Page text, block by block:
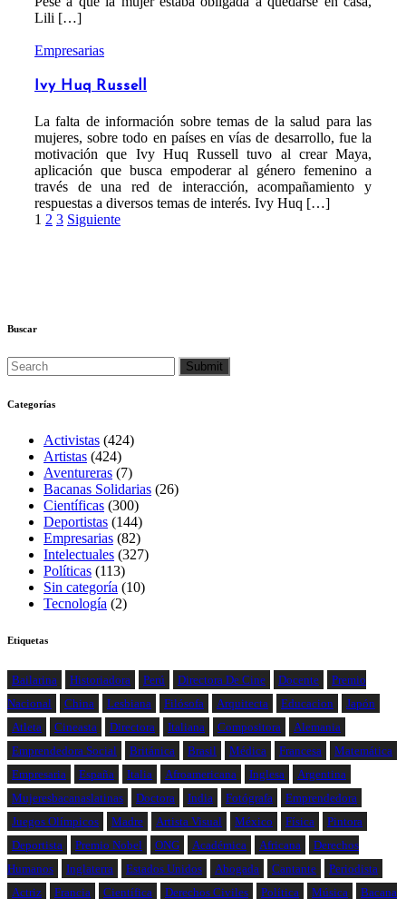
Lili […]
Empresarias
Ivy Huq Russell
La falta de información sobre temas de la salud para las
mujeres, sobre todo en países en vías de desarrollo, fue la
motivación que Ivy Huq Russell tuvo al crear Maya,
aplicación que busca empoderar al género femenino a
través de una red de interacción, acompañamiento y
respuestas a diversos temas de interés. Ivy Huq […]
Paginación
1 2 3 Siguiente
Buscar
Categorías
Activistas (424)
Artistas (424)
Aventureras (7)
Bacanas Solidarias (26)
Científicas (300)
Deportistas (144)
Empresarias (82)
Intelectuales (327)
Políticas (113)
Sin categoría (10)
Tecnología (2)
Etiquetas
Bailarina Historiadora Perú Directora De Cine Docente
Premio
Nacional
China Lesbiana Filósofa Arquitecta Educacion
Japón
Atleta
Cineasta Directora Italiana Compositora
Alemania
Emprendedora Social
Británica Brasil Médica Francesa
Matemática
Empresaria
España Italia Afroamericana Inglesa
Argentina
Mujeresbacanaslatinas
Doctora India Fotógrafa
Emprendedora
Juegos Olímpicos
Madre Artista Visual México Física
Pintora
Deportista
Premio Nobel ONG Académica Africana
Derechos
Humanos
Inglaterra Estados Unidos Abogada Cantante
Periodista
Actriz
Francia Científica Derechos Civiles Política Música Bacana